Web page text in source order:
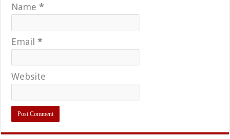
Name*
Email*
Website